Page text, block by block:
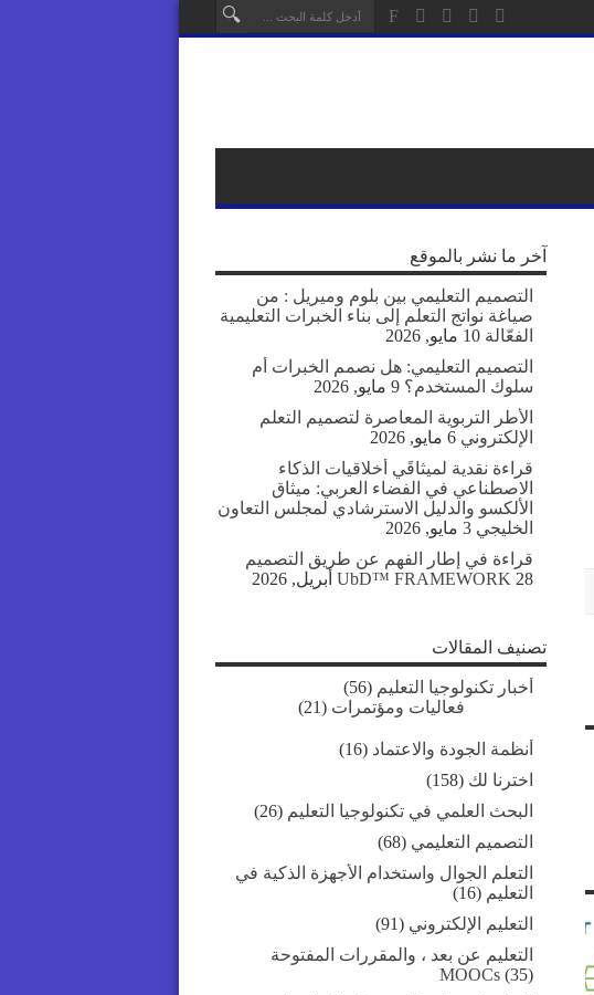
آخر ما نشر بالموقع
التصميم التعليمي بين بلوم وميريل : من
صياغة نواتج التعلم إلى بناء الخبرات التعليمية
الفعّالة 10 مايو, 2026
التصميم التعليمي: هل نصمم الخبرات أم
سلوك المستخدم؟ 9 مايو, 2026
الأطر التربوية المعاصرة لتصميم التعلم
الإلكتروني 6 مايو, 2026
قراءة نقدية لميثاقَي أخلاقيات الذكاء
الاصطناعي في الفضاء العربي: ميثاق
الألكسو والدليل الاسترشادي لمجلس التعاون
الخليجي 3 مايو, 2026
قراءة في إطار الفهم عن طريق التصميم
UbD™ FRAMEWORK 28 أبريل, 2026
تصنيف المقالات
أخبار تكنولوجيا التعليم (56)
فعاليات ومؤتمرات (21)
أنظمة الجودة والاعتماد (16)
اخترنا لك (158)
البحث العلمي في تكنولوجيا التعليم (26)
التصميم التعليمي (68)
التعلم الجوال واستخدام الأجهزة الذكية في
التعليم (16)
التعليم الإلكتروني (91)
التعليم عن بعد ، والمقررات المفتوحة
MOOCs(35)